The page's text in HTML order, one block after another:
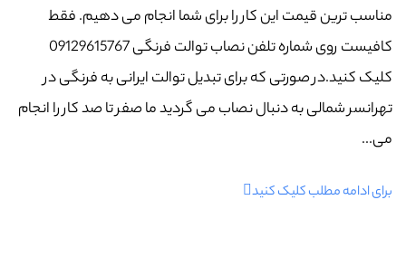
مناسب ترین قیمت این کار را برای شما انجام می دهیم. فقط
کافیست روی شماره تلفن نصاب توالت فرنگی 09129615767
کلیک کنید.در صورتی که برای تبدیل توالت ایرانی به فرنگی در
تهرانسر شمالی به دنبال نصاب می گردید ما صفر تا صد کار را انجام
می...
برای ادامه مطلب کلیک کنید